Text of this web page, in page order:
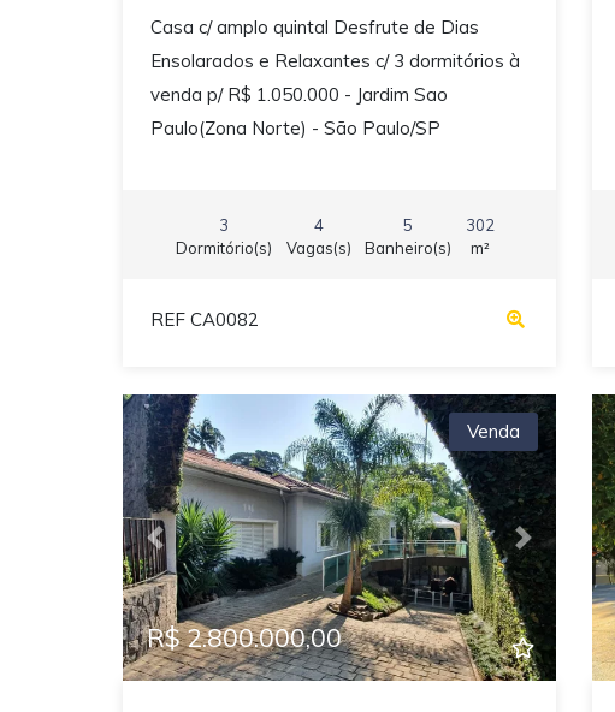
Casa c/ amplo quintal Desfrute de Dias
Ensolarados e Relaxantes c/ 3 dormitórios à
venda p/ R$ 1.050.000 - Jardim Sao
Paulo(Zona Norte) - São Paulo/SP
3
Dormitório(s)
4
Vagas(s)
5
Banheiro(s)
302
m²
REF CA0082
Previous Next
Venda
R$ 2.800.000,00